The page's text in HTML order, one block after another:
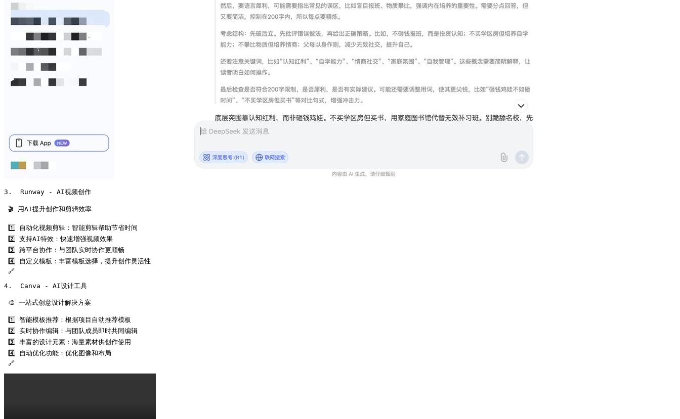
3.  Runway - AI视频创作
🎬 用AI提升创作和剪辑效率
1️⃣ 自动化视频剪辑：智能剪辑帮助节省时间
2️⃣ 支持AI特效：快速增强视频效果
3️⃣ 跨平台协作：与团队实时协作更顺畅
4️⃣ 自定义模板：丰富模板选择，提升创作灵活性
🔗
4.  Canva - AI设计工具
🎨 一站式创意设计解决方案
1️⃣ 智能模板推荐：根据项目自动推荐模板
2️⃣ 实时协作编辑：与团队成员即时共同编辑
3️⃣ 丰富的设计元素：海量素材供创作使用
4️⃣ 自动优化功能：优化图像和布局
🔗